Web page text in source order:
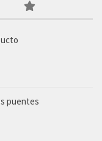
puentes